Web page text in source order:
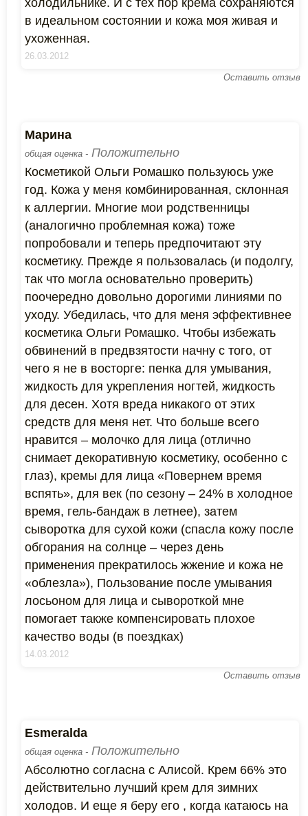
холодильнике. И с тех пор крема сохраняются
в идеальном состоянии и кожа моя живая и
ухоженная.
26.03.2012
Оставить отзыв
Марина
общая оценка - Положительно
Косметикой Ольги Ромашко пользуюсь уже
год. Кожа у меня комбинированная, склонная
к аллергии. Многие мои родственницы
(аналогично проблемная кожа) тоже
попробовали и теперь предпочитают эту
косметику. Прежде я пользовалась (и подолгу,
так что могла основательно проверить)
поочередно довольно дорогими линиями по
уходу. Убедилась, что для меня эффективнее
косметика Ольги Ромашко. Чтобы избежать
обвинений в предвзятости начну с того, от
чего я не в восторге: пенка для умывания,
жидкость для укрепления ногтей, жидкость
для десен. Хотя вреда никакого от этих
средств для меня нет. Что больше всего
нравится – молочко для лица (отлично
снимает декоративную косметику, особенно с
глаз), кремы для лица «Повернем время
вспять», для век (по сезону – 24% в холодное
время, гель-бандаж в летнее), затем
сыворотка для сухой кожи (спасла кожу после
обгорания на солнце – через день
применения прекратилось жжение и кожа не
«облезла»), Пользование после умывания
лосьоном для лица и сывороткой мне
помогает также компенсировать плохое
качество воды (в поездках)
14.03.2012
Оставить отзыв
Esmeralda
общая оценка - Положительно
Абсолютно согласна с Алисой. Крем 66% это
действительно лучший крем для зимних
холодов. И еще я беру его , когда катаюсь на